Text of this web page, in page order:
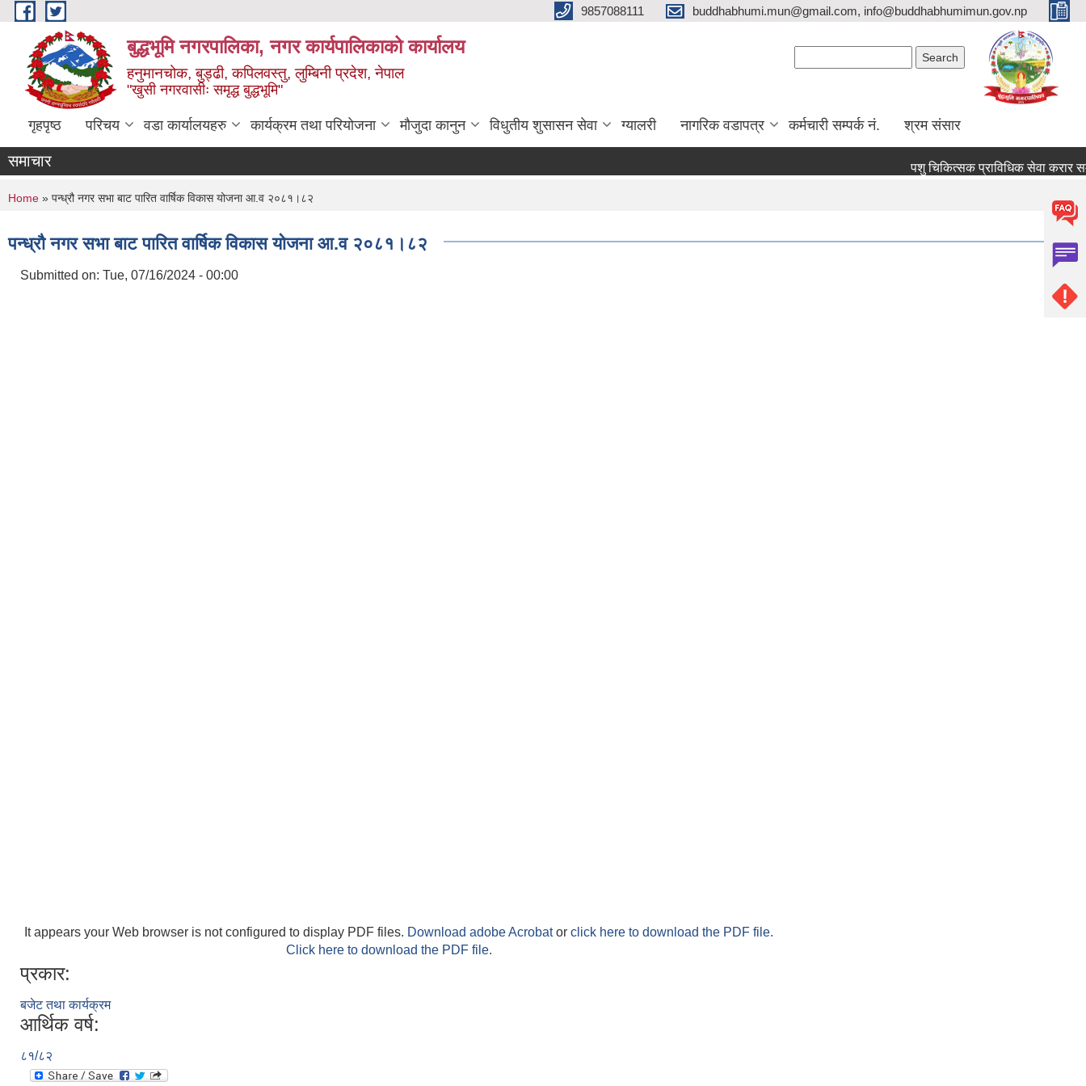
Skip to main content 9857088111 buddhabhumi.mun@gmail.com, info@buddhabhumimun.gov.np
बुद्धभूमि नगरपालिका, नगर कार्यपालिकाको कार्यालय
हनुमानचोक, बुड्ढी, कपिलवस्तु, लुम्बिनी प्रदेश, नेपाल
"खुसी नगरवासीः समृद्ध बुद्धभूमि"
गृहपृष्ठ परिचय वडा कार्यालयहरु कार्यक्रम तथा परियोजना मौजुदा कानुन विधुतीय शुसासन सेवा ग्यालरी नागरिक वडापत्र कर्मचारी सम्पर्क नं. श्रम संसार
समाचार पशु चिकित्सक प्राविधिक सेवा करार
You are here
Home » पन्ध्रौ नगर सभा बाट पारित वार्षिक विकास योजना आ.व २०८१।८२
पन्ध्रौ नगर सभा बाट पारित वार्षिक विकास योजना आ.व २०८१।८२
Submitted on: Tue, 07/16/2024 - 00:00
It appears your Web browser is not configured to display PDF files. Download adobe Acrobator click here to download the PDF file.
Click here to download the PDF file.
प्रकार:
बजेट तथा कार्यक्रम
आर्थिक वर्ष:
८१/८२